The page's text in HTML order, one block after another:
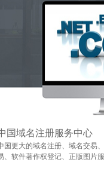
国域名注册服务中心
国更大的域名注册、域名交易
、软件著作权登记、正版图片服